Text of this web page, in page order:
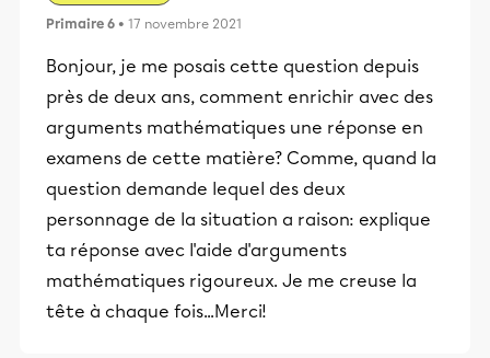
Primaire 6 • 17 novembre 2021
Bonjour, je me posais cette question depuis
près de deux ans, comment enrichir avec des
arguments mathématiques une réponse en
examens de cette matière? Comme, quand la
question demande lequel des deux
personnage de la situation a raison: explique
ta réponse avec l'aide d'arguments
mathématiques rigoureux. Je me creuse la
tête à chaque fois...Merci!